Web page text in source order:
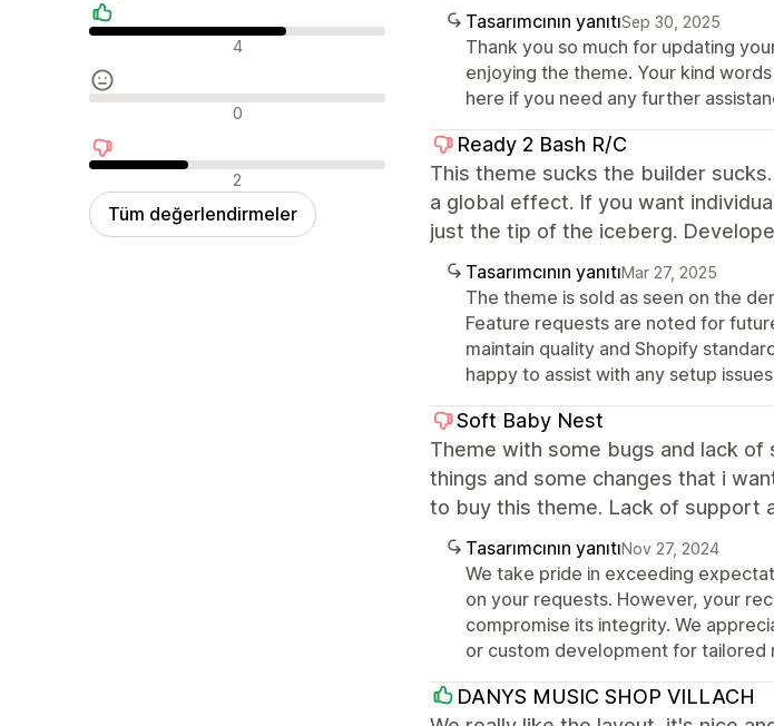
Olumlu değerlendirmeler
4
Nötr değerlendirmeler
0
Olumsuz değerlendirmeler
2
Tüm değerlendirmeler
Tasarımcının yanıtıSep 30, 2025
Thank you so much for updating
enjoying the theme. Your kind
here if you need any further
Ready 2 Bash R/C
This theme sucks the builder
a global effect. If you want
just the tip of the iceberg.
Tasarımcının yanıtıMar 27, 2025
The theme is sold as seen on the
Feature requests are noted for
maintain quality and Shopify
happy to assist with any setup
Soft Baby Nest
Theme with some bugs and lack
things and some changes that i
to buy this theme. Lack of support
Tasarımcının yanıtıNov 27, 2024
We take pride in exceeding
on your requests. However, your
compromise its integrity. We
or custom development for tailored
DANYS MUSIC SHOP VILLACH